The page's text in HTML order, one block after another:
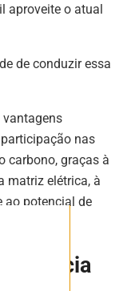
aproveite o atual
de conduzir essa
vantagens
nas
carbono, graças à
matriz elétrica, à
ao potencial de